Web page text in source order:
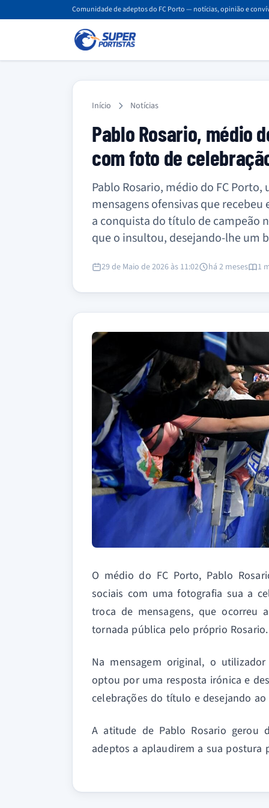
Comunidade de adeptos do FC Porto — notícias, opinião e
Início Notícias
Pablo Rosario, médio
com foto de
Pablo Rosario, médio do FC
mensagens ofensivas que
a conquista do título de campeão
que o insultou, desejando-lhe um
29 de Maio de 2026 às 11:02 há 2 meses 1
O médio do FC Porto, Pablo
sociais com uma fotografia sua a
troca de mensagens, que ocorreu
tornada pública pelo próprio Rosario.
Na mensagem original, o
optou por uma resposta irónica e
celebrações do título e desejando
A atitude de Pablo Rosario gerou
adeptos a aplaudirem a sua postura